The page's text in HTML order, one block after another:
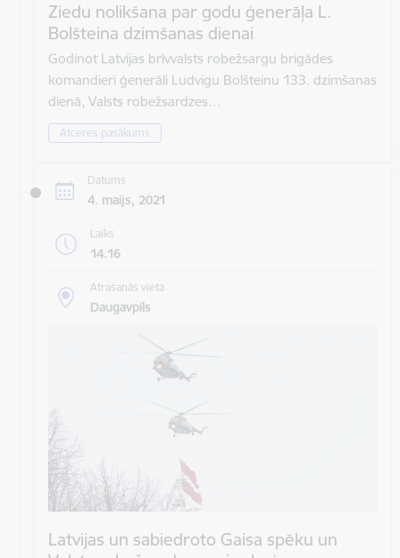
Ziedu nolikšana par godu ģenerāļa L.
Bolšteina dzimšanas dienai
Godinot Latvijas brīvvalsts robežsargu brigādes
komandieri ģenerāli Ludvigu Bolšteinu 133. dzimšanas
dienā, Valsts robežsardzes…
Atceres pasākums
Datums
4. maijs, 2021
Laiks
14.16
Atrašanās vieta
Daugavpils
Latvijas un sabiedroto Gaisa spēku un